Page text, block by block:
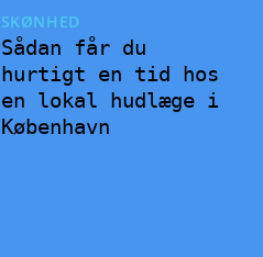
SKØNHED
Sådan får du
hurtigt en tid hos
en lokal hudlæge i
København